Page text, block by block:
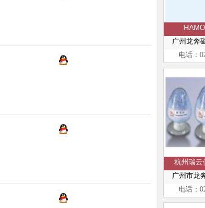
广州龙奔
电话：
杭州瑞云
广州市龙
电话：